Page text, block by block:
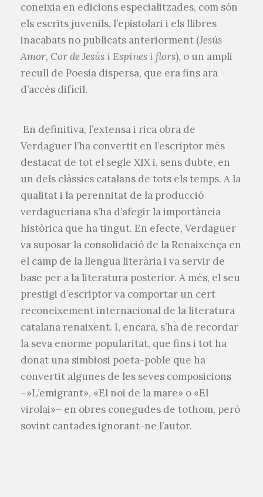
coneixia en edicions especialitzades, com són
els escrits juvenils, l’epistolari i els llibres
inacabats no publicats anteriorment (Jesús
Amor, Cor de Jesús i Espines i flors), o un ampli
recull de Poesia dispersa, que era fins ara
d’accés difícil.
En definitiva, l’extensa i rica obra de
Verdaguer l’ha convertit en l’escriptor més
destacat de tot el segle XIX i, sens dubte, en
un dels clàssics catalans de tots els temps. A la
qualitat i la perennitat de la producció
verdagueriana s’ha d’afegir la importància
històrica que ha tingut. En efecte, Verdaguer
va suposar la consolidació de la Renaixença en
el camp de la llengua literària i va servir de
base per a la literatura posterior. A més, el seu
prestigi d’escriptor va comportar un cert
reconeixement internacional de la literatura
catalana renaixent. I, encara, s’ha de recordar
la seva enorme popularitat, que fins i tot ha
donat una simbiosi poeta-poble que ha
convertit algunes de les seves composicions
–»L’emigrant», «El noi de la mare» o «El
virolai»– en obres conegudes de tothom, però
sovint cantades ignorant-ne l’autor.